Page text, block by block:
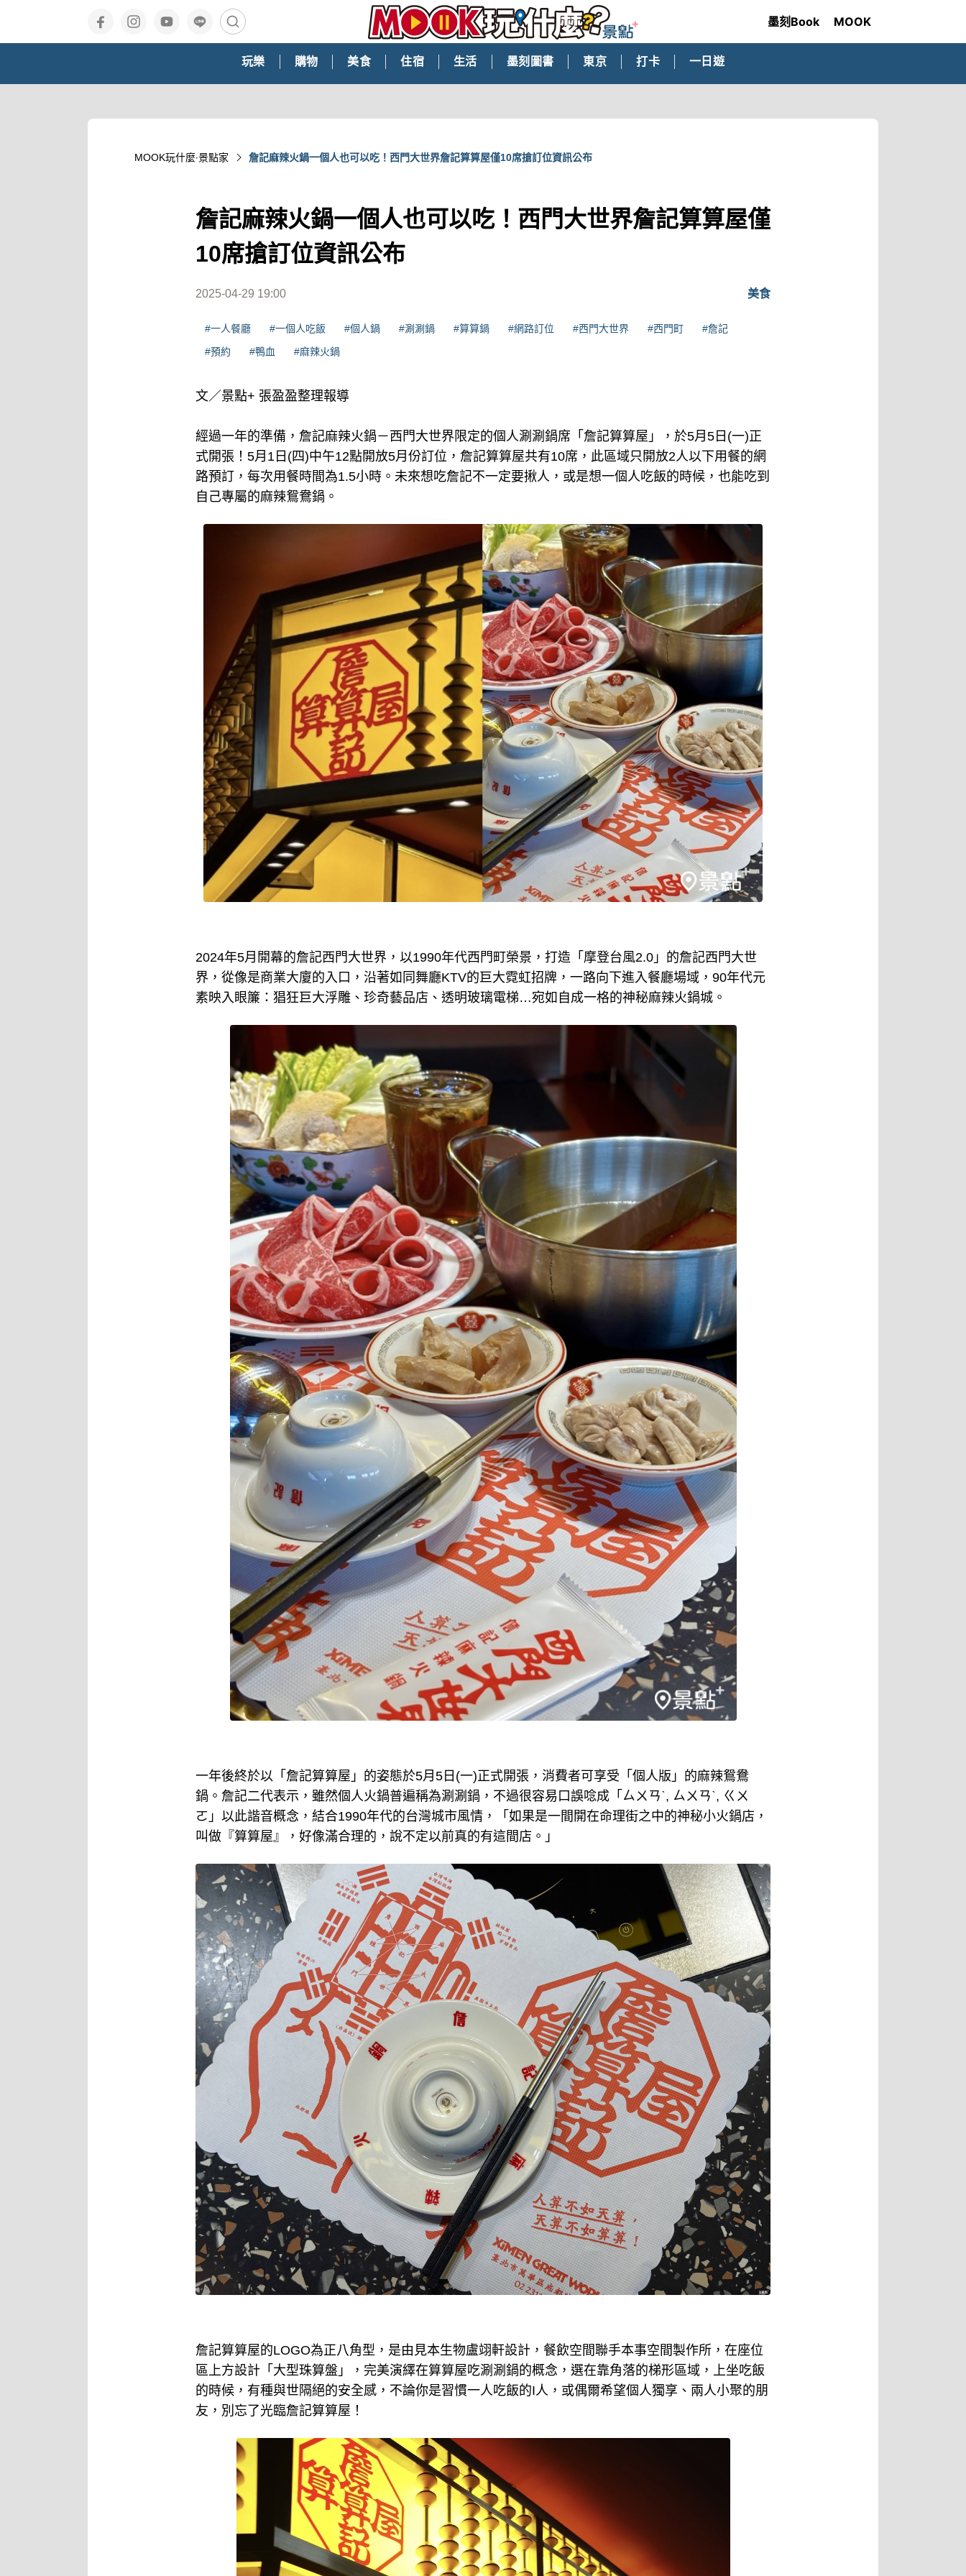
墨刻Book MOOK
玩樂 購物 美食 住宿 生活 墨刻圖書 東京 打卡 一日遊
MOOK玩什麼‧景點家 詹記麻辣火鍋一個人也可以吃！西門大世界詹記算算屋僅10席搶訂位資訊公布
詹記麻辣火鍋一個人也可以吃！西門大世界詹記算算屋僅
10席搶訂位資訊公布
2025-04-29 19:00 美食
#一人餐廳 #一個人吃飯 #個人鍋 #涮涮鍋 #算算鍋 #網路訂位 #西門大世界 #西門町
#詹記
#預約
#鴨血 #麻辣火鍋
文／景點+ 張盈盈整理報導
經過一年的準備，詹記麻辣火鍋－西門大世界限定的個人涮涮鍋席「詹記算算屋」，於5月5日(一)正
式開張！5月1日(四)中午12點開放5月份訂位，詹記算算屋共有10席，此區域只開放2人以下用餐的網
路預訂，每次用餐時間為1.5小時。未來想吃詹記不一定要揪人，或是想一個人吃飯的時候，也能吃到
自己專屬的麻辣鴛鴦鍋。
2024年5月開幕的詹記西門大世界，以1990年代西門町榮景，打造「摩登台風2.0」的詹記西門大世
界，從像是商業大廈的入口，沿著如同舞廳KTV的巨大霓虹招牌，一路向下進入餐廳場域，90年代元
素映入眼簾：猖狂巨大浮雕、珍奇藝品店、透明玻璃電梯…宛如自成一格的神秘麻辣火鍋城。
一年後終於以「詹記算算屋」的姿態於5月5日(一)正式開張，消費者可享受「個人版」的麻辣鴛鴦
鍋。詹記二代表示，雖然個人火鍋普遍稱為涮涮鍋，不過很容易口誤唸成「ㄙㄨㄢˋ, ㄙㄨㄢˋ, ㄍㄨ
ㄛ」以此諧音概念，結合1990年代的台灣城市風情，「如果是一間開在命理街之中的神秘小火鍋店，
叫做『算算屋』，好像滿合理的，說不定以前真的有這間店。」
詹記算算屋的LOGO為正八角型，是由見本生物盧翊軒設計，餐飲空間聯手本事空間製作所，在座位
區上方設計「大型珠算盤」，完美演繹在算算屋吃涮涮鍋的概念，選在靠角落的梯形區域，上坐吃飯
的時候，有種與世隔絕的安全感，不論你是習慣一人吃飯的I人，或偶爾希望個人獨享、兩人小聚的朋
友，別忘了光臨詹記算算屋！